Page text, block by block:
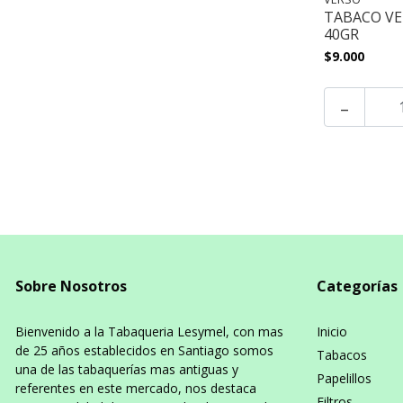
TABACO
40GR
$9.000
-
Sobre Nosotros
Bienvenido a la Tabaqueria Lesymel, con mas
de 25 años establecidos en Santiago somos
una de las tabaquerías mas antiguas y
referentes en este mercado, nos destaca
Categorías
Inicio
Tabacos
Papelillos